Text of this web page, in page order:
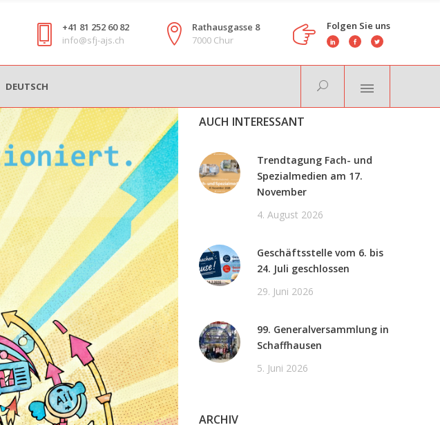
+41 81 252 60 82
info@sfj-ajs.ch
Rathausgasse 8
7000 Chur
Folgen Sie uns
DEUTSCH
AUCH INTERESSANT
Trendtagung Fach- und
Spezialmedien am 17.
November
4. August 2026
Geschäftsstelle vom 6. bis
24. Juli geschlossen
29. Juni 2026
99. Generalversammlung in
Schaffhausen
5. Juni 2026
ARCHIV